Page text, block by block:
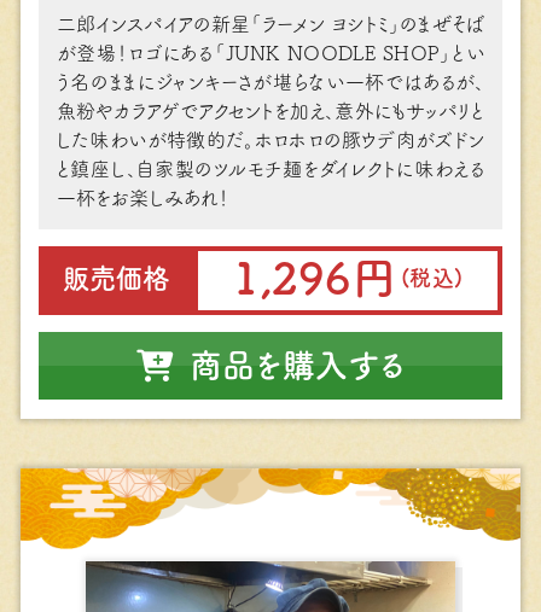
⼆郎インスパイアの新星「ラーメン ヨシトミ」のまぜそば
が登場！ロゴにある「JUNK NOODLE SHOP」とい
う名のままにジャンキーさが堪らない⼀杯ではあるが、
⿂粉やカラアゲでアクセントを加え、意外にもサッパリと
した味わいが特徴的だ。ホロホロの豚ウデ⾁がズドン
と鎮座し、⾃家製のツルモチ麺をダイレクトに味わえる
⼀杯をお楽しみあれ！
販売価格 1,296円 (税込)
商品を購入する